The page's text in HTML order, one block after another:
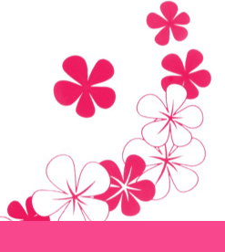
content
(Press
Enter)